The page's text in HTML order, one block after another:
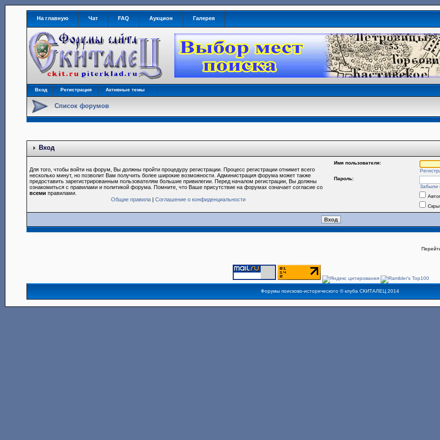
На главную Чат FAQ Аукцион Галерея
Вход Регистрация Активные темы
Список форумов
Вход
Для того, чтобы войти на форум, Вы должны пройти процедуру регистрации. Процесс регистрации отнимет всего
несколько минут, но позволит Вам получить более широкие возможности. Администрация форума может также
предоставить зарегистрированным пользователям большие привилегии. Перед началом регистрации, Вы должны
ознакомиться с правилами и политикой форума. Помните, что Ваше присутствие на форумах означает согласие со
всеми правилами.
Общие правила |Соглашение о конфиденциальности
Имя пользователя:
Пароль:
Забыли
Форумы поисково-исторического ©клуба СКИТАЛЕЦ2014